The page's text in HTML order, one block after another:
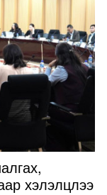
хэлэлцлээ